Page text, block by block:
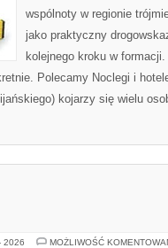
wspólnoty w regionie
jako praktyczny
kolejnego kroku w
Polecamy Noclegi i
kojarzy się wielu
2026 MOŻLIWOŚĆ